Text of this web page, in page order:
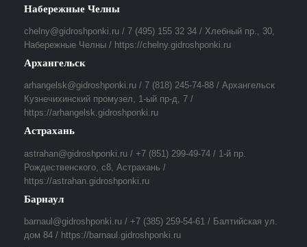
Набережные Челны
chelny@gidroshponki.ru / 7 (495) 155 32 34 / Хлебный пр., 30,
Набережные Челны / https://chelny.gidroshponki.ru
Архангельск
arhangelsk@gidroshponki.ru / 7 (818) 245-74-88 / Архангельск
Кузнечихинский промузел, 1-ый пр-д, 7 /
https://arhangelsk.gidroshponki.ru
Астрахань
astrahan@gidroshponki.ru / +7 (851) 299-49-74 / 1-й пр.
Рождественского, с8, Астрахань /
https://astrahan.gidroshponki.ru
Барнаул
barnaul@gidroshponki.ru / +7 (385) 259-54-61 / Балтийская ул.
дом 84 / https://barnaul.gidroshponki.ru